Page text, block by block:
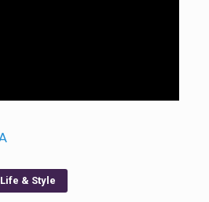
Life & Style